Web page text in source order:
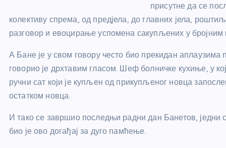
присутне да се
колективу спрема, од предјела, до главних јела,
разговор и евоцирање успомена сакупљених у бројним
А Бане је у свом говору често био прекидан аплаузима
говорио је дрхтавим гласом. Шеф болничке кухиње, у
ручни сат који је купљен од прикупљеног новца
остатком новца.
И тако се завршио последњи радни дан Банетов, једни
био је ово догађај за дуго памћење.